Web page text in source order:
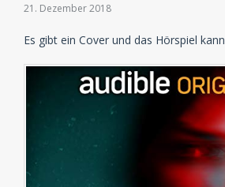
21. Dezember 2018
Es gibt ein Cover und das Hörspiel